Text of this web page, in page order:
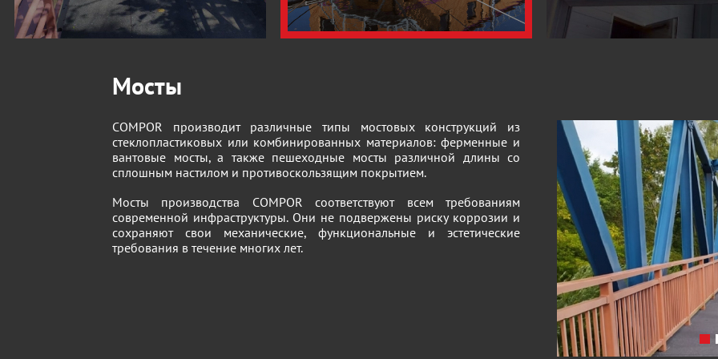
Мосты
COMPOR производит различные типы мостовых конструкций из
стеклопластиковых или комбинированных материалов: ферменные и
вантовые мосты, а также пешеходные мосты различной длины со
сплошным настилом и противоскользящим покрытием.
Мосты производства COMPOR соответствуют всем требованиям
современной инфраструктуры. Они не подвержены риску коррозии и
сохраняют свои механические, функциональные и эстетические
требования в течение многих лет.